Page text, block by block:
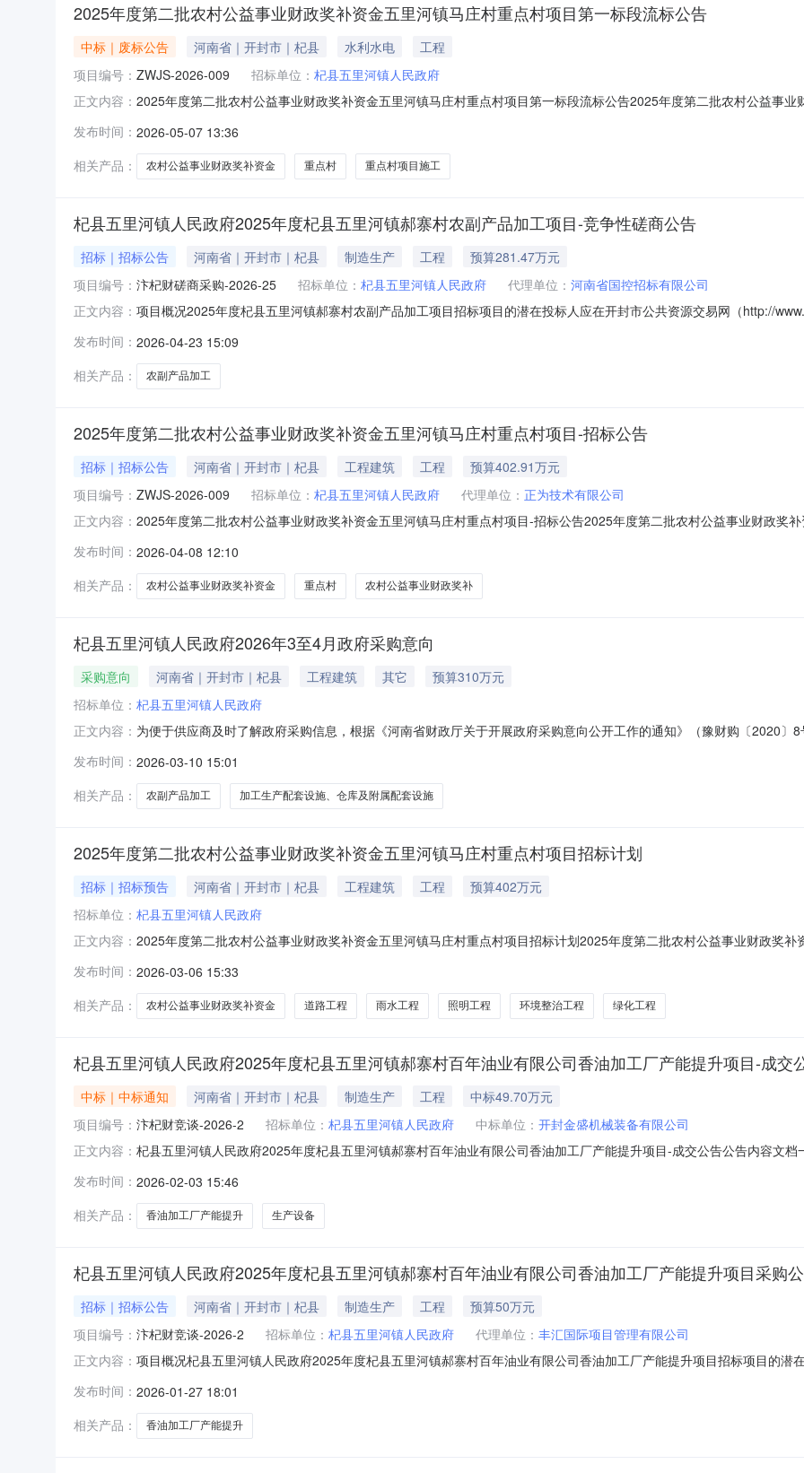
2025年度第二批农村公益事业财政奖补资金五里河镇马庄村重点村项目第一标段流标公告
中标｜废标公告 河南省｜开封市｜杞县 水利水电
工程
项目编号： ZWJS-2026-009 招标单位： 杞县五里河镇人民政府
正文内容： 2025年度第二批农村公益事业财政奖补资金五里河镇马庄村重点村项目第一标段流标公告2025年度第二批农村公益事
段：2025年度第二批农村公益事业财政奖补资金五里河镇马庄村重点村项目施工二、招标公告发布日期及发布媒体
源交易信息网》上
发布时间： 2026-05-07 13:36
相关产品：
农村公益事业财政奖补资金 重点村 重点村项目施工
杞县五里河镇人民政府2025年度杞县五里河镇郝寨村农副产品加工项目-竞争性磋商公告
招标｜招标公告 河南省｜开封市｜杞县 制造生产 工程
预算281.47万元
项目编号： 汴杞财磋商采购-2026-25 招标单位： 杞县五里河镇人民政府 代理单位： 河南省国控招标有限公司
正文内容： 项目概况2025年度杞县五里河镇郝寨村农副产品加工项目招标项目的潜在投标人应在开封市公共资源交易网（http://
目3、采购方式：竞争性磋商4、预算金额：2,814,762.92元最高限价：2814762.92元序号包号包名称包预算（元）包最
发布时间： 2026-04-23 15:09
相关产品：
农副产品加工
2025年度第二批农村公益事业财政奖补资金五里河镇马庄村重点村项目-招标公告
招标｜招标公告 河南省｜开封市｜杞县 工程建筑 工程
预算402.91万元
项目编号： ZWJS-2026-009 招标单位： 杞县五里河镇人民政府 代理单位： 正为技术有限公司
正文内容： 2025年度第二批农村公益事业财政奖补资金五里河镇马庄村重点村项目-招标公告2025年度第二批农村公益事业财政奖
100%，资金已落实。项目已具备招标条件，现委托正为技术有限公司，就该项目进行公开招标。欢迎具备相应资格的
称：2025年度第二批农村公益事
发布时间： 2026-04-08 12:10
相关产品：
农村公益事业财政奖补资金 重点村 农村公益事业财政奖补
杞县五里河镇人民政府2026年3至4月政府采购意向
采购意向 河南省｜开封市｜杞县 工程建筑 其它
预算310万元
招标单位： 杞县五里河镇人民政府
正文内容： 为便于供应商及时了解政府采购信息，根据《河南省财政厅关于开展政府采购意向公开工作的通知》（豫财购〔2020
河镇郝寨村农副产品加工项目加工生产配套设施、仓库及附属配套设施。310.002026年4月本次公开的采购意向是本单
告和采购文件为准。杞县五里河
发布时间： 2026-03-10 15:01
相关产品：
农副产品加工 加工生产配套设施、仓库及附属配套设施
2025年度第二批农村公益事业财政奖补资金五里河镇马庄村重点村项目招标计划
招标｜招标预告 河南省｜开封市｜杞县 工程建筑 工程
预算402万元
招标单位： 杞县五里河镇人民政府
正文内容： 2025年度第二批农村公益事业财政奖补资金五里河镇马庄村重点村项目招标计划2025年度第二批农村公益事业财政奖
要招标内容预算金额（万元）计划招标时间12025年度第二批农村公益事业财政奖补资金五里河镇马庄村重点村项目杞
程、环境整治工程、绿化工程约40
发布时间： 2026-03-06 15:33
相关产品：
农村公益事业财政奖补资金 道路工程 雨水工程 照明工程 环境整治工程 绿化工程
杞县五里河镇人民政府2025年度杞县五里河镇郝寨村百年油业有限公司香油加工厂产能提升项目-成交
中标｜中标通知 河南省｜开封市｜杞县 制造生产 工程
中标49.70万元
项目编号： 汴杞财竞谈-2026-2 招标单位： 杞县五里河镇人民政府 中标单位： 开封金盛机械装备有限公司
正文内容： 杞县五里河镇人民政府2025年度杞县五里河镇郝寨村百年油业有限公司香油加工厂产能提升项目-成交公告公告内容文
27日5、评审日期：2026年02月02日二、成交情况包号采购内容供应商名称地址中标金额单位备注信息汴杞财竞谈-
河南省开封
发布时间： 2026-02-03 15:46
相关产品：
香油加工厂产能提升 生产设备
杞县五里河镇人民政府2025年度杞县五里河镇郝寨村百年油业有限公司香油加工厂产能提升项目采购
招标｜招标公告 河南省｜开封市｜杞县 制造生产 工程
预算50万元
项目编号： 汴杞财竞谈-2026-2 招标单位： 杞县五里河镇人民政府 代理单位： 丰汇国际项目管理有限公司
正文内容： 项目概况杞县五里河镇人民政府2025年度杞县五里河镇郝寨村百年油业有限公司香油加工厂产能提升项目招标项目的潜
杞县五里河镇人民政府2025年度杞县五里河镇郝寨村百年油业有限公司香油加工厂产能提升项目3、采购方式：竞争性
发布时间： 2026-01-27 18:01
相关产品：
香油加工厂产能提升